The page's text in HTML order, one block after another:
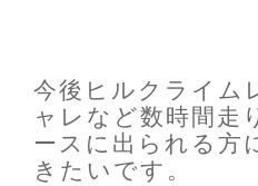
今後ヒルクライム
ャレなど数時間走
ースに出られる方
きたいです。